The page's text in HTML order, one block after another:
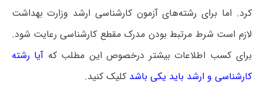
کرد. اما برای رشته‌های آزمون کارشناسی ارشد وزارت بهداشت
لازم است شرط مرتبط بودن مدرک مقطع کارشناسی رعایت شود.
برای کسب اطلاعات بیشتر درخصوص این مطلب که آیا رشته
کارشناسی و ارشد باید یکی باشد کلیک کنید.